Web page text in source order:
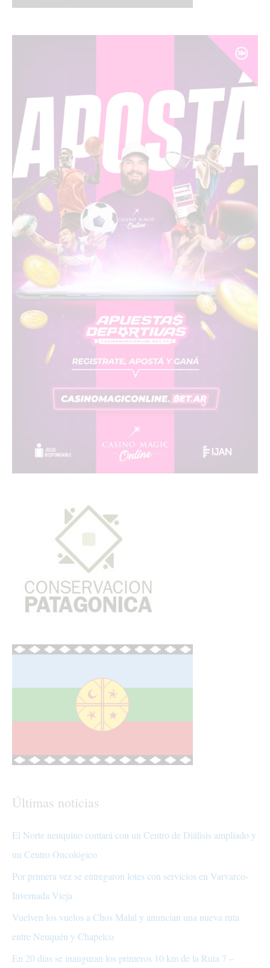
Últimas noticias
El Norte neuquino contará con un Centro de Diálisis ampliado y
un Centro Oncológico
Por primera vez se entregaron lotes con servicios en Varvarco-
Invernada Vieja
Vuelven los vuelos a Chos Malal y anuncian una nueva ruta
entre Neuquén y Chapelco
En 20 días se inauguran los primeros 10 km de la Ruta 7 –